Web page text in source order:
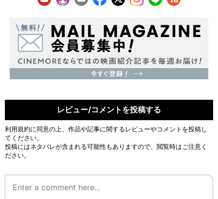
レビュー/コメントを投稿する
利用規約に同意の上、作品や記事に関するレビューやコメントを投稿し
てください。
投稿にはネタバレが含まれる可能性もありますので、閲覧時はご注意く
ださい。